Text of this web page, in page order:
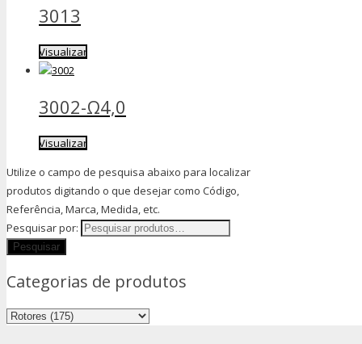
3013
Visualizar
3002-Ω4,0
Visualizar
Utilize o campo de pesquisa abaixo para localizar
produtos digitando o que desejar como Código,
Referência, Marca, Medida, etc.
Pesquisar por:
Categorias de produtos